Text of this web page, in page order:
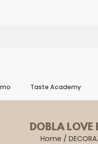
Taste Academy
DOBLA LOVE
Home /